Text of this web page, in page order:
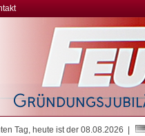
Tag, heute ist der 08.08.2026 |